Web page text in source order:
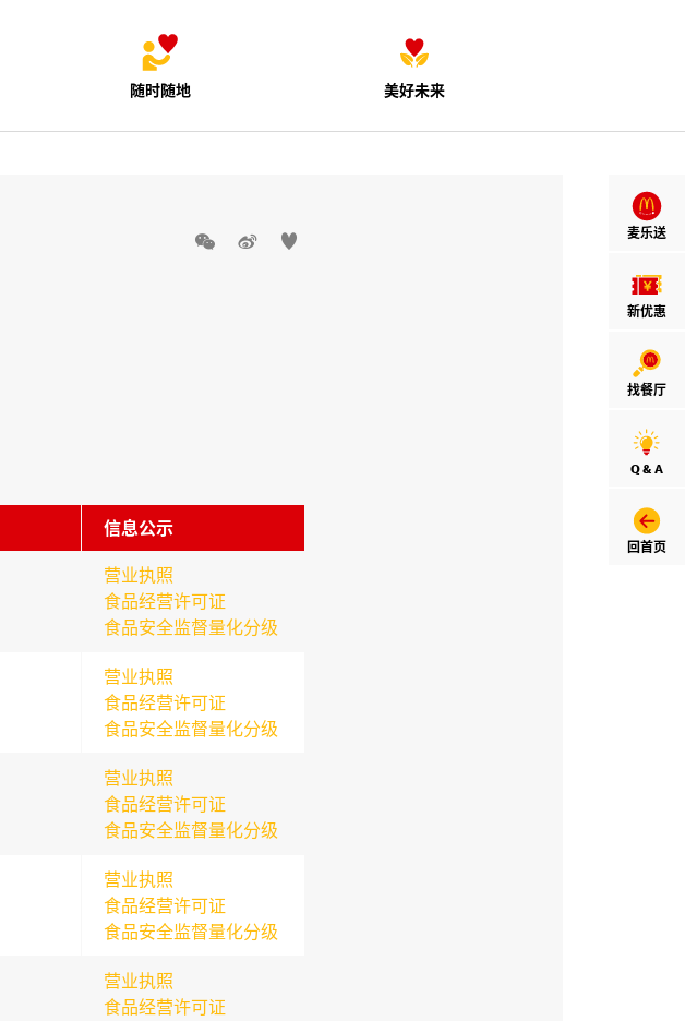
随时随地 美好未来
麦乐送
新优惠
找餐厅
Q & A
回首页
  
信息公示
营业执照
食品经营许可证
食品安全监督量化分级
营业执照
食品经营许可证
食品安全监督量化分级
营业执照
食品经营许可证
食品安全监督量化分级
营业执照
食品经营许可证
食品安全监督量化分级
营业执照
食品经营许可证